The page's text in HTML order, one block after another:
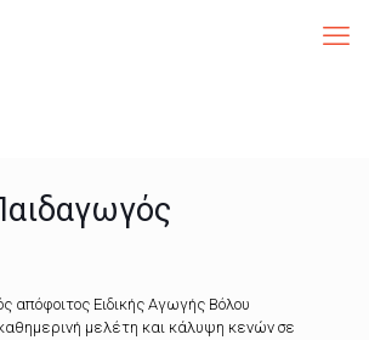
απόφοιτος Ειδικής Αγωγής Βόλου
μελέτη και κάλυψη κενών σε